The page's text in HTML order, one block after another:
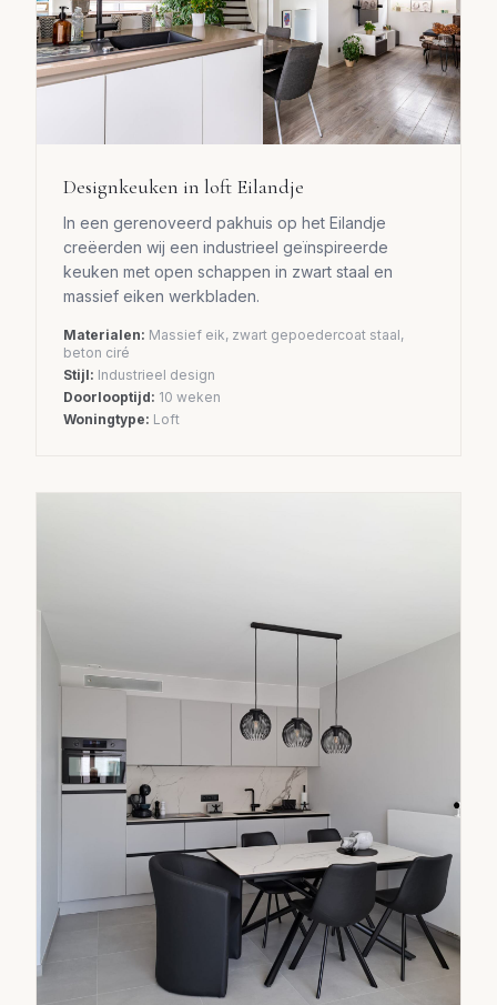
Designkeuken in loft Eilandje
In een gerenoveerd pakhuis op het Eilandje
creëerden wij een industrieel geïnspireerde
keuken met open schappen in zwart staal en
massief eiken werkbladen.
Materialen: Massief eik, zwart gepoedercoat staal,
beton ciré
Stijl: Industrieel design
Doorlooptijd: 10 weken
Woningtype: Loft